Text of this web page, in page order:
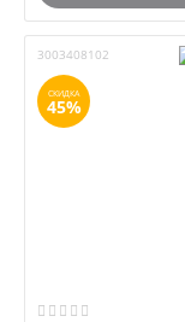
3003408102
СКИДКА
45%